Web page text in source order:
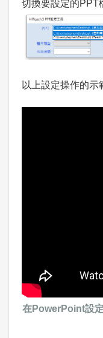
切換要設定的PPT
以上設定操作的示
在PowerPoint設